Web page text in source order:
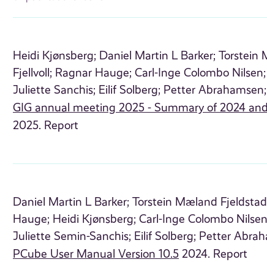
Heidi Kjønsberg; Daniel Martin L Barker; Torstein
Fjellvoll; Ragnar Hauge; Carl-Inge Colombo Nilsen;
Juliette Sanchis; Eilif Solberg; Petter Abrahamsen;
GIG annual meeting 2025 - Summary of 2024
2025. Report
Daniel Martin L Barker; Torstein Mæland
Hauge; Heidi Kjønsberg; Carl-Inge Colombo
Juliette Semin-Sanchis; Eilif Solberg; Petter
PCube User Manual Version 10.5 2024. Report